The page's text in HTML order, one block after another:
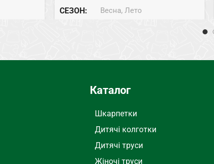
СЕЗОН Весна, Лето
Каталог
Шкарпетки
Дитячі колготки
Дитячі труси
Жіночі труси